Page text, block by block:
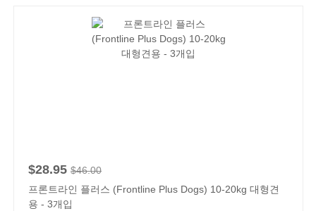
$28.95 $46.00
프론트라인 플러스 (Frontline Plus Dogs) 10-20kg 대형견
용 - 3개입